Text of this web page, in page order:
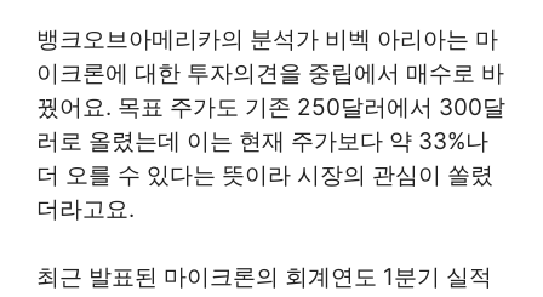
뱅크오브아메리카의 분석가 비벡 아리아는 마
이크론에 대한 투자의견을 중립에서 매수로 바
꿨어요. 목표 주가도 기존 250달러에서 300달
러로 올렸는데 이는 현재 주가보다 약 33%나
더 오를 수 있다는 뜻이라 시장의 관심이 쏠렸
더라고요.
최근 발표된 마이크론의 회계연도 1분기 실적